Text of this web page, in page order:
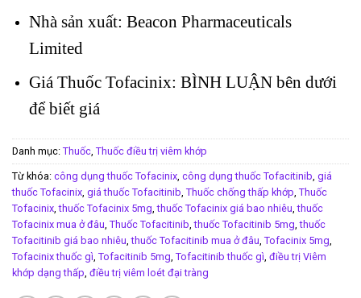
Nhà sản xuất: Beacon Pharmaceuticals
Limited
Giá Thuốc Tofacinix: BÌNH LUẬN bên dưới
để biết giá
Danh mục: Thuốc Thuốc điều trị viêm khớp
Từ khóa: công dụng thuốc Tofacinix công dụng thuốc Tofacitinib giá
thuốc Tofacinix giá thuốc Tofacitinib Thuốc chống thấp khớp Thuốc
Tofacinix ,thuốc Tofacinix 5mg ,thuốc Tofacinix giá bao nhiêu ,thuốc
Tofacinix mua ở đâu Thuốc Tofacitinib ,thuốc Tofacitinib 5mg ,thuốc
Tofacitinib giá bao nhiêu ,thuốc Tofacitinib mua ở đâu Tofacinix 5mg
Tofacinix thuốc gì Tofacitinib 5mg Tofacitinib thuốc gì điều trị Viêm
khớp dạng thấp điều trị viêm loét đại tràng